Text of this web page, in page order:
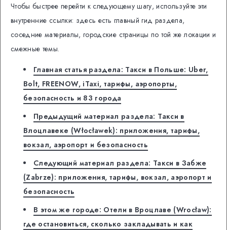
Чтобы быстрее перейти к следующему шагу, используйте эти
внутренние ссылки: здесь есть главный гид раздела,
соседние материалы, городские страницы по той же локации и
смежные темы.
Главная статья раздела: Такси в Польше: Uber,
Bolt, FREENOW, iTaxi, тарифы, аэропорты,
безопасность и 83 города
Предыдущий материал раздела: Такси в
Влоцлавеке (Włocławek): приложения, тарифы,
вокзал, аэропорт и безопасность
Следующий материал раздела: Такси в Забже
(Zabrze): приложения, тарифы, вокзал, аэропорт и
безопасность
В этом же городе: Отели в Вроцлаве (Wrocław):
где остановиться, сколько закладывать и как